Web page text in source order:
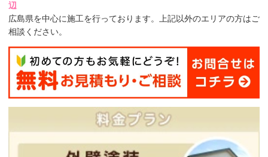
辺
広島県を中心に施工を行っております。上記以外のエリアの方はご
相談ください。